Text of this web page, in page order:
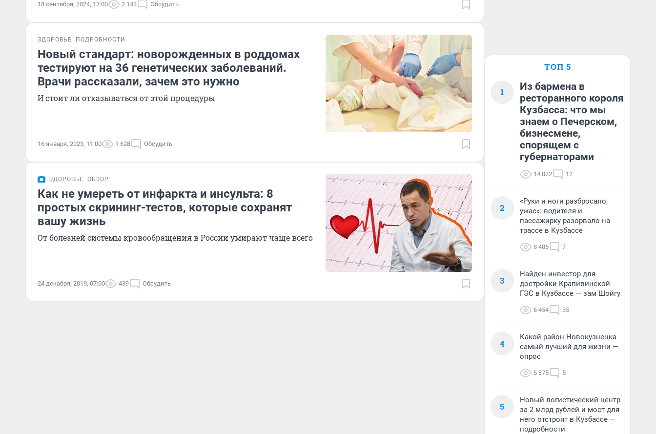
18 сентября, 2024, 17:00 2 143 Обсудить
ЗДОРОВЬЕ ПОДРОБНОСТИ
Новый стандарт: новорожденных в роддомах
тестируют на 36 генетических заболеваний.
Врачи рассказали, зачем это нужно
И стоит ли отказываться от этой процедуры
16 января, 2023, 11:00 1 628 Обсудить
ЗДОРОВЬЕ ОБЗОР
Как не умереть от инфаркта и инсульта: 8
простых скрининг-тестов, которые сохранят
вашу жизнь
От болезней системы кровообращения в России умирают чаще всего
24 декабря, 2019, 07:00 439 Обсудить
ТОП 5
1
Из бармена в
ресторанного короля
Кузбасса: что мы
знаем о Печерском,
бизнесмене,
спорящем с
губернаторами
14 072 12
2
«Руки и ноги разбросало,
ужас»: водителя и
пассажирку разорвало на
трассе в Кузбассе
8 486 7
3
Найден инвестор для
достройки Крапивинской
ГЭС в Кузбассе — зам Шойгу
6 454 35
4
Какой район Новокузнецка
самый лучший для жизни —
опрос
5 875 5
5
Новый логистический центр
за 2 млрд рублей и мост для
него отстроят в Кузбассе —
подробности